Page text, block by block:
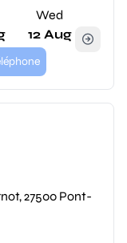
Wed
12 Aug
27500 Pont-